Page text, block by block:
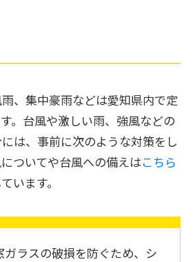
、集中豪雨などは愛知県内で定
。台風や激しい雨、強風などの
は、事前に次のような対策をし
ついてや台風への備えはこちら
います。
ガラスの破損を防ぐため、シ